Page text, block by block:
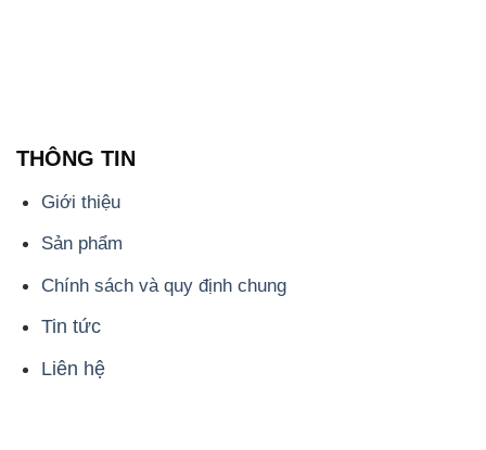
THÔNG TIN
Giới thiệu
Sản phẩm
Chính sách và quy định chung
Tin tức
Liên hệ